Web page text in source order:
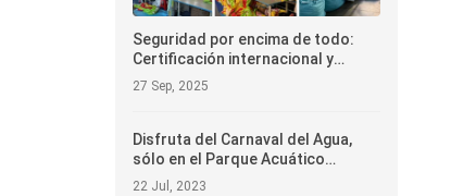
Seguridad por encima de todo:
Certificación internacional y
cumplimiento de los materiales en
la contratación de castillos
27 Sep, 2025
Disfruta del Carnaval del Agua,
sólo en el Parque Acuático
Inflable
22 Jul, 2023